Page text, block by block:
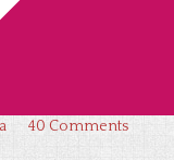
31
40 Comments